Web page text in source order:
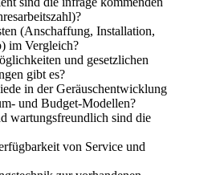
(Anschaffung, Installation,
im Vergleich?
und gesetzlichen
gibt es?
in der Geräuschentwicklung
und Budget-Modellen?
wartungsfreundlich sind die
von Service und